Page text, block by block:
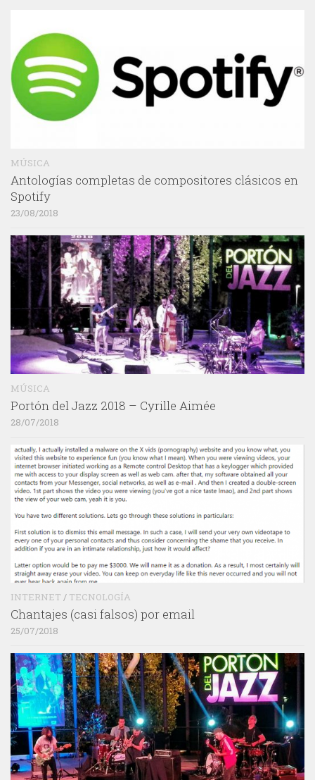
MÚSICA
Antologías completas de compositores clásicos en
Spotify
23/08/2018
MÚSICA
Portón del Jazz 2018 – Cyrille Aimée
28/07/2018
INTERNET / TECNOLOGÍA
Chantajes (casi falsos) por email
25/07/2018